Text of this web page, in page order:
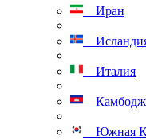
Иран
Италия
Южная